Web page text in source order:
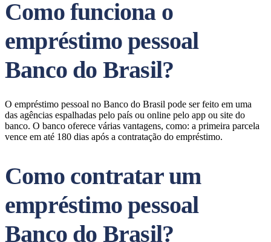
Como funciona o
empréstimo pessoal
Banco do Brasil?
O empréstimo pessoal no Banco do Brasil pode ser feito em uma
das agências espalhadas pelo país ou online pelo app ou site do
banco. O banco oferece várias vantagens, como: a primeira parcela
vence em até 180 dias após a contratação do empréstimo.
Como contratar um
empréstimo pessoal
Banco do Brasil?